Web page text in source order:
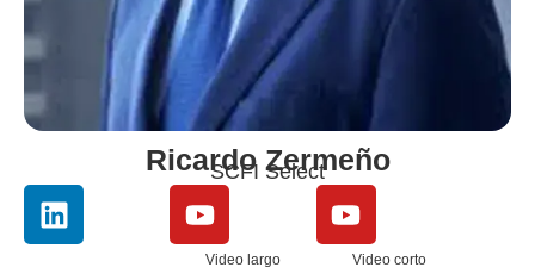
Ricardo Zermeño
SCFI Select
Video largo Video corto